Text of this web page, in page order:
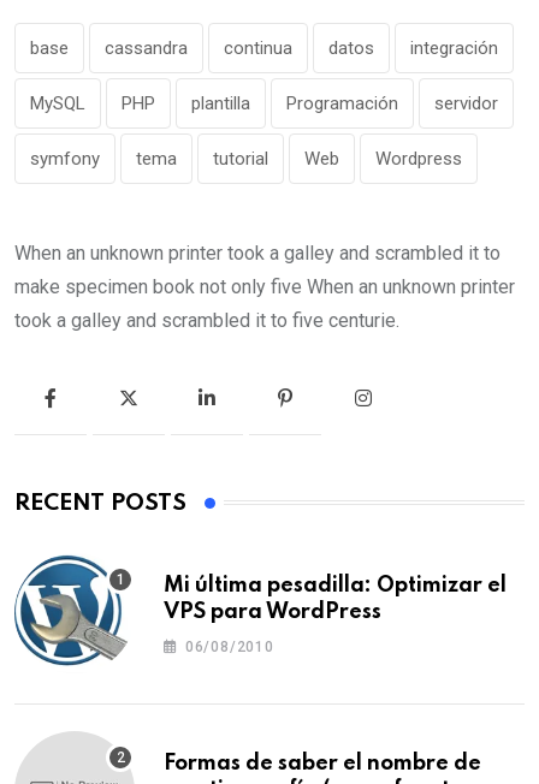
base cassandra continua datos integración
MySQL PHP plantilla Programación servidor
symfony tema tutorial Web Wordpress
When an unknown printer took a galley and scrambled it to
make specimen book not only five When an unknown printer
took a galley and scrambled it to five centurie.
RECENT POSTS
Mi última pesadilla: Optimizar el
VPS para WordPress
06/08/2010
Formas de saber el nombre de